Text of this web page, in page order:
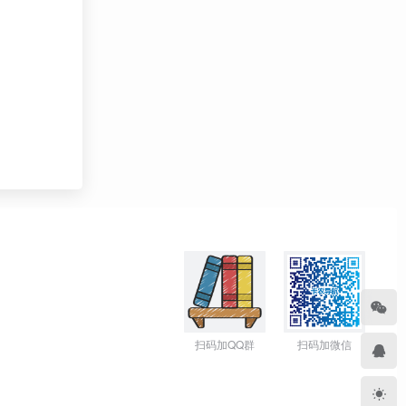
扫码加QQ群 扫码加微信